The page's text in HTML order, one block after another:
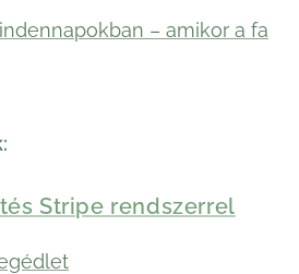
– amikor a fa
Stripe rendszerrel